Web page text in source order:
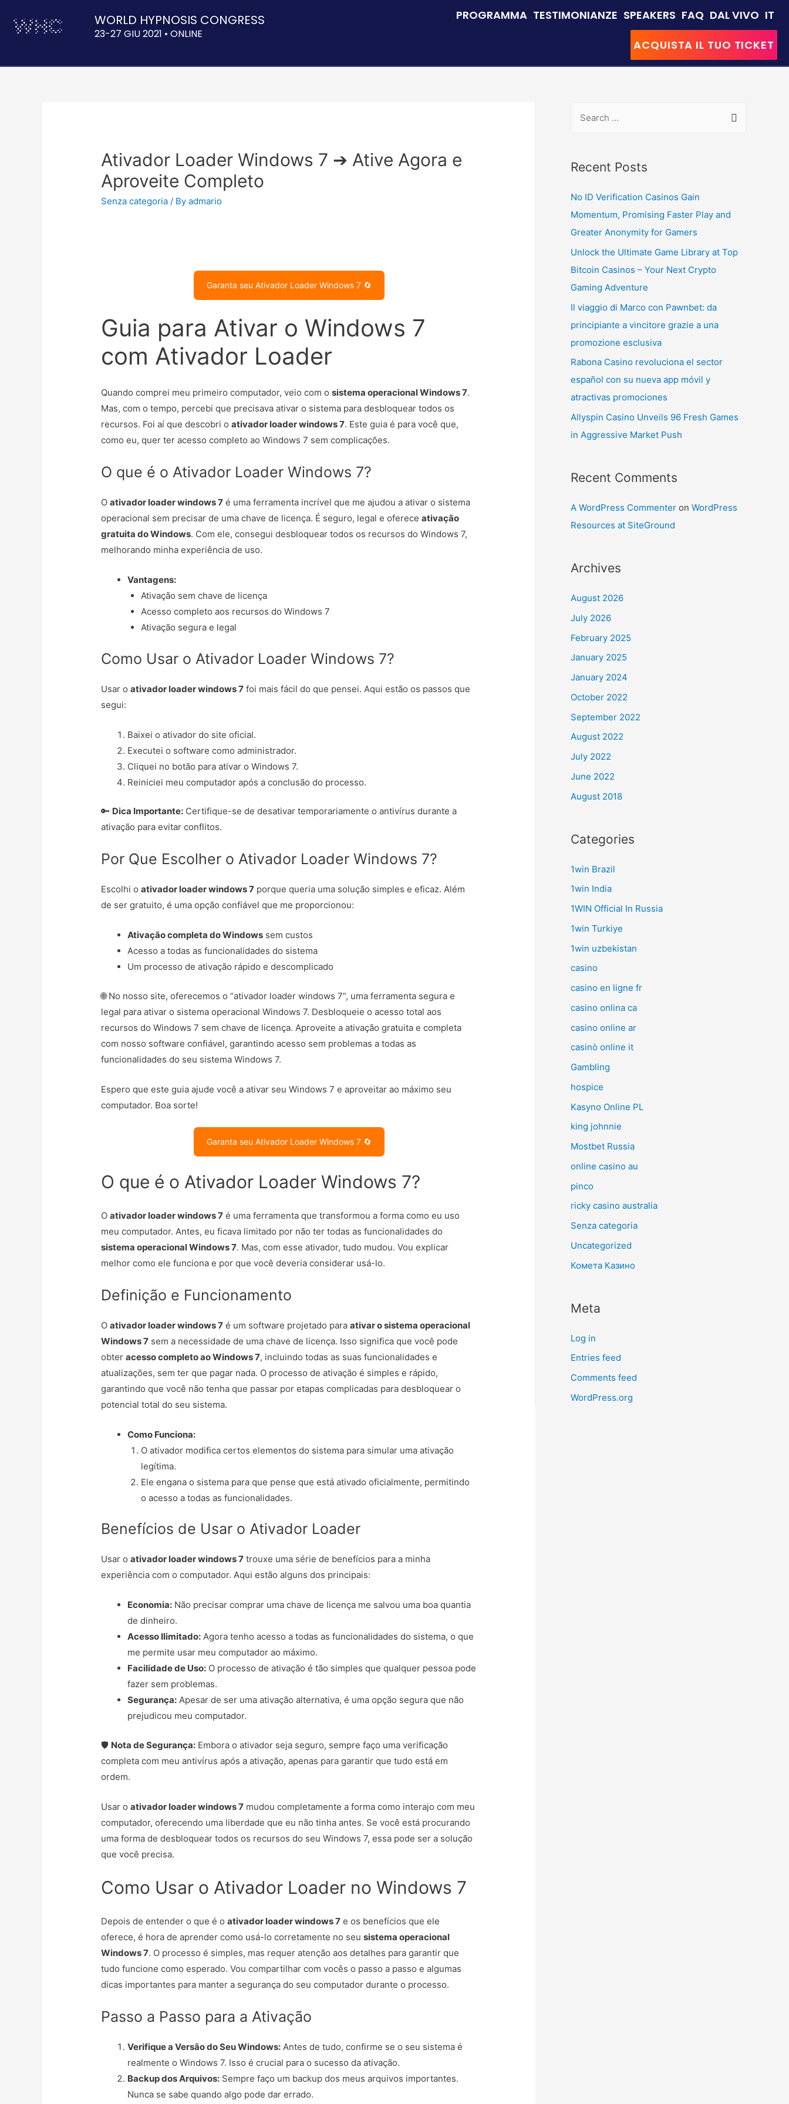
WORLD HYPNOSIS CONGRESS
23-27 GIU 2021 • ONLINE
PROGRAMMA TESTIMONIANZE SPEAKERS FAQ DAL VIVO IT
ACQUISTA IL TUO TICKET
Ativador Loader Windows 7 ➔ Ative Agora e
Aproveite Completo
Senza categoria / Byadmario
Garanta seu Ativador Loader Windows 7 🔄
Guia para Ativar o Windows 7
com Ativador Loader
Quando comprei meu primeiro computador, veio com osistema operacional Windows 7.
Mas, com o tempo, percebi que precisava ativar o sistema para desbloquear todos os
recursos. Foi aí que descobri oativador loader windows 7. Este guia é para você que,
como eu, quer ter acesso completo ao Windows 7 sem complicações.
O que é o Ativador Loader Windows 7?
Oativador loader windows 7 é uma ferramenta incrível que me ajudou a ativar o sistema
operacional sem precisar de uma chave de licença. É seguro, legal e ofereceativação
gratuita do Windows. Com ele, consegui desbloquear todos os recursos do Windows 7,
melhorando minha experiência de uso.
Vantagens:
Ativação sem chave de licença
Acesso completo aos recursos do Windows 7
Ativação segura e legal
Como Usar o Ativador Loader Windows 7?
Usar oativador loader windows 7 foi mais fácil do que pensei. Aqui estão os passos que
segui:
Baixei o ativador do site oficial.
Executei o software como administrador.
Cliquei no botão para ativar o Windows 7.
Reiniciei meu computador após a conclusão do processo.
🔑 Dica Importante: Certifique-se de desativar temporariamente o antivírus durante a
ativação para evitar conflitos.
Por Que Escolher o Ativador Loader Windows 7?
Escolhi oativador loader windows 7 porque queria uma solução simples e eficaz. Além
de ser gratuito, é uma opção confiável que me proporcionou:
Ativação completa do Windows sem custos
Acesso a todas as funcionalidades do sistema
Um processo de ativação rápido e descomplicado
🌐 No nosso site, oferecemos o “ativador loader windows 7”, uma ferramenta segura e
legal para ativar o sistema operacional Windows 7. Desbloqueie o acesso total aos
recursos do Windows 7 sem chave de licença. Aproveite a ativação gratuita e completa
com nosso software confiável, garantindo acesso sem problemas a todas as
funcionalidades do seu sistema Windows 7.
Espero que este guia ajude você a ativar seu Windows 7 e aproveitar ao máximo seu
computador. Boa sorte!
Garanta seu Ativador Loader Windows 7 🔄
O que é o Ativador Loader Windows 7?
Oativador loader windows 7 é uma ferramenta que transformou a forma como eu uso
meu computador. Antes, eu ficava limitado por não ter todas as funcionalidades do
sistema operacional Windows 7. Mas, com esse ativador, tudo mudou. Vou explicar
melhor como ele funciona e por que você deveria considerar usá-lo.
Definição e Funcionamento
Oativador loader windows 7 é um software projetado paraativar o sistema operacional
Windows 7 sem a necessidade de uma chave de licença. Isso significa que você pode
obteracesso completo ao Windows 7, incluindo todas as suas funcionalidades e
atualizações, sem ter que pagar nada. O processo de ativação é simples e rápido,
garantindo que você não tenha que passar por etapas complicadas para desbloquear o
potencial total do seu sistema.
Como Funciona:
O ativador modifica certos elementos do sistema para simular uma ativação
legítima.
Ele engana o sistema para que pense que está ativado oficialmente, permitindo
o acesso a todas as funcionalidades.
Benefícios de Usar o Ativador Loader
Usar oativador loader windows 7 trouxe uma série de benefícios para a minha
experiência com o computador. Aqui estão alguns dos principais:
Economia: Não precisar comprar uma chave de licença me salvou uma boa quantia
de dinheiro.
Acesso Ilimitado: Agora tenho acesso a todas as funcionalidades do sistema, o que
me permite usar meu computador ao máximo.
Facilidade de Uso: O processo de ativação é tão simples que qualquer pessoa pode
fazer sem problemas.
Segurança: Apesar de ser uma ativação alternativa, é uma opção segura que não
prejudicou meu computador.
🛡️ Nota de Segurança: Embora o ativador seja seguro, sempre faço uma verificação
completa com meu antivírus após a ativação, apenas para garantir que tudo está em
ordem.
Usar oativador loader windows 7 mudou completamente a forma como interajo com meu
computador, oferecendo uma liberdade que eu não tinha antes. Se você está procurando
uma forma de desbloquear todos os recursos do seu Windows 7, essa pode ser a solução
que você precisa.
Como Usar o Ativador Loader no Windows 7
Depois de entender o que é oativador loader windows 7 e os benefícios que ele
oferece, é hora de aprender como usá-lo corretamente no seusistema operacional
Windows 7. O processo é simples, mas requer atenção aos detalhes para garantir que
tudo funcione como esperado. Vou compartilhar com vocês o passo a passo e algumas
dicas importantes para manter a segurança do seu computador durante o processo.
Passo a Passo para a Ativação
Verifique a Versão do Seu Windows: Antes de tudo, confirme se o seu sistema é
realmente o Windows 7. Isso é crucial para o sucesso da ativação.
Backup dos Arquivos: Sempre faço um backup dos meus arquivos importantes.
Nunca se sabe quando algo pode dar errado.
Recent Posts
No ID Verification Casinos Gain
Momentum, Promising Faster Play and
Greater Anonymity for Gamers
Unlock the Ultimate Game Library at Top
Bitcoin Casinos – Your Next Crypto
Gaming Adventure
Il viaggio di Marco con Pawnbet: da
principiante a vincitore grazie a una
promozione esclusiva
Rabona Casino revoluciona el sector
español con su nueva app móvil y
atractivas promociones
Allyspin Casino Unveils 96 Fresh Games
in Aggressive Market Push
Recent Comments
A WordPress Commenter on WordPress
Resources at SiteGround
Archives
August 2026
July 2026
February 2025
January 2025
January 2024
October 2022
September 2022
August 2022
July 2022
June 2022
August 2018
Categories
1win Brazil
1win India
1WIN Official In Russia
1win Turkiye
1win uzbekistan
casino
casino en ligne fr
casino onlina ca
casino online ar
casinò online it
Gambling
hospice
Kasyno Online PL
king johnnie
Mostbet Russia
online casino au
pinco
ricky casino australia
Senza categoria
Uncategorized
Комета Казино
Meta
Log in
Entries feed
Comments feed
WordPress.org